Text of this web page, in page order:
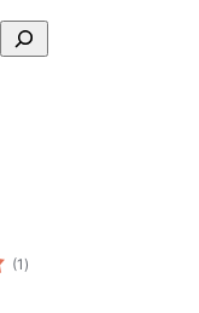
(1 གདེང་
འཇོག་
)